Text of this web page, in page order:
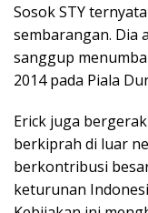
Sosok STY
sembarangan. Dia
sanggup
2014 pada Piala
Erick juga
berkiprah di luar
berkontribusi
keturunan